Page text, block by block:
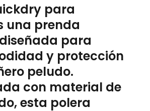
para
una prenda
para
y protección
peludo.
con material de
esta polera